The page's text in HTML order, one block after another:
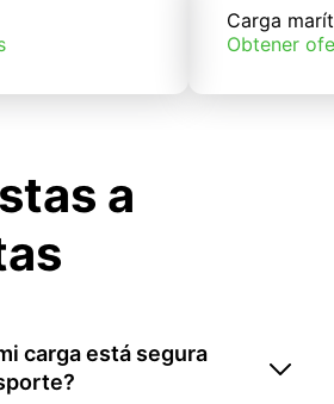
Carga
Obtener
a
carga está segura